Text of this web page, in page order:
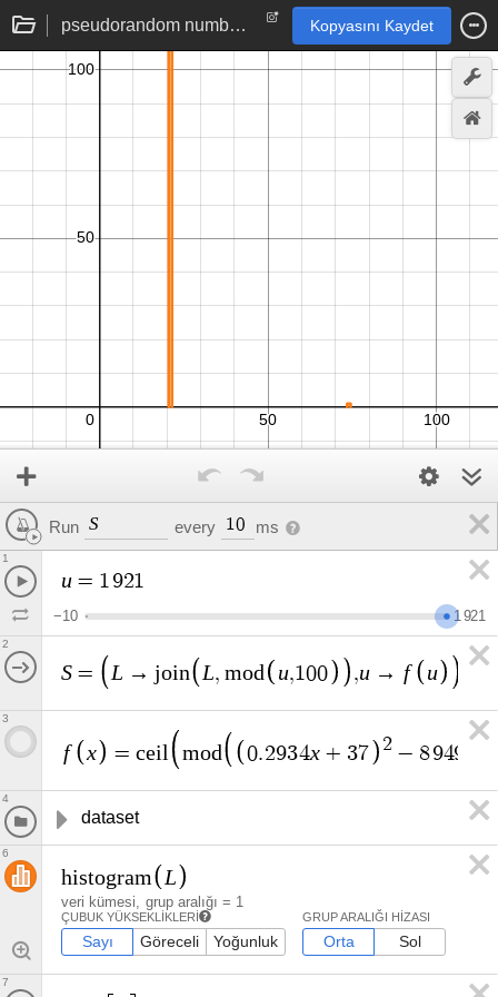
pseudorandom number generator by iterated mapping Kopyasını Kaydet
Run S every 10 ms
u = 1 921
−10 1 921
1
S = L → join L, mod u,100 ,u → f u
2
f x = ceil mod 0.2934x + 37 2 − 8949
3
dataset
4
histogram L
veri kümesi grup aralığı = 1
ÇUBUK YÜKSEKLIKLERI
Sayı Göreceli Yoğunluk
GRUP ARALIĞI HIZASI
Orta Sol
6
7